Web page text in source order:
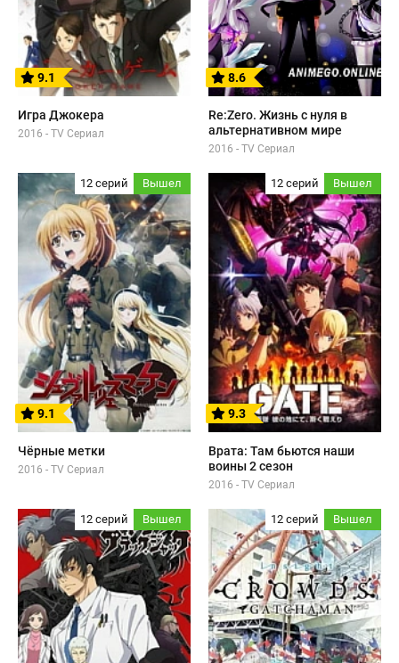
9.1
Игра Джокера
2016 - TV Сериал
8.6
Re:Zero. Жизнь с нуля в
альтернативном мире
2016 - TV Сериал
12 серий Вышел
9.1
Чёрные метки
2016 - TV Сериал
12 серий Вышел
9.3
Врата: Там бьются наши
воины 2 сезон
2016 - TV Сериал
12 серий Вышел 12 серий Вышел